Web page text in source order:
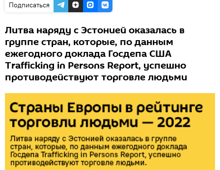
Подписаться
Литва наряду с Эстонией оказалась в
группе стран, которые, по данным
ежегодного доклада Госдепа США
Trafficking in Persons Report, успешно
противодействуют торговле людьми